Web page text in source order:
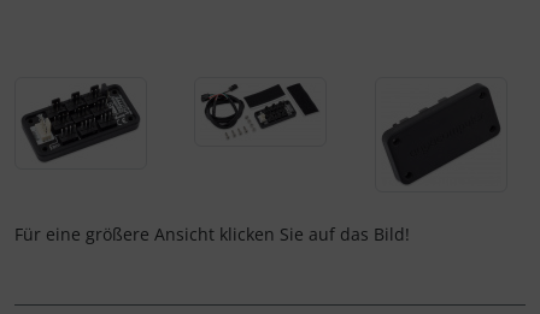
Für eine größere Ansicht klicken Sie auf das Bild!